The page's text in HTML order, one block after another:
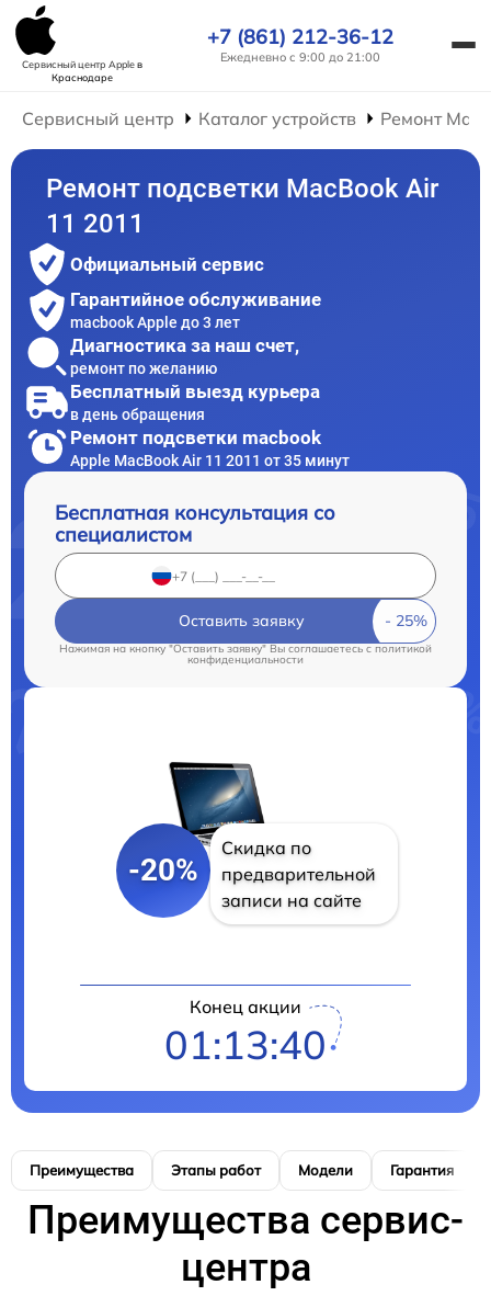
Сервисный центр Appleв
Краснодаре
+7 (861) 212-36-12
Ежедневно с 9:00 до 21:00
Сервисный центр Каталог устройств Ремонт
Ремонт подсветки MacBook Air
11 2011
Официальный сервис
Гарантийное обслуживание
macbook Apple до 3 лет
Диагностика за наш счет,
ремонт по желанию
Бесплатный выезд курьера
в день обращения
Ремонт подсветки macbook
Apple MacBook Air 11 2011 от 35 минут
Бесплатная консультация со
специалистом
Оставить заявку
Нажимая на кнопку "Оставить заявку" Вы соглашаетесь cполитикой
конфиденциальности
-20%
Скидка по
предварительной
записи на сайте
Конец акции
01:13:39
Преимущества Этапы работ Модели Гарантия
Преимущества сервис-
центра